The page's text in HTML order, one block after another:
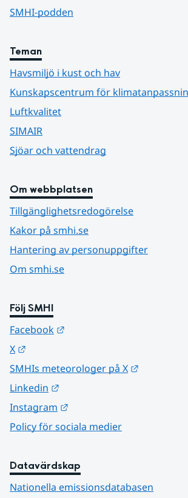
SMHI-podden
Teman
Havsmiljö i kust och hav
Kunskapscentrum för
Luftkvalitet
SIMAIR
Sjöar och vattendrag
Om webbplatsen
Tillgänglighetsredogörelse
Kakor på smhi.se
Hantering av personuppgifter
Om smhi.se
Följ SMHI
Facebook
X
SMHIs meteorologer på X
Linkedin
Instagram
Policy för sociala medier
Datavärdskap
Nationella emissionsdatabasen